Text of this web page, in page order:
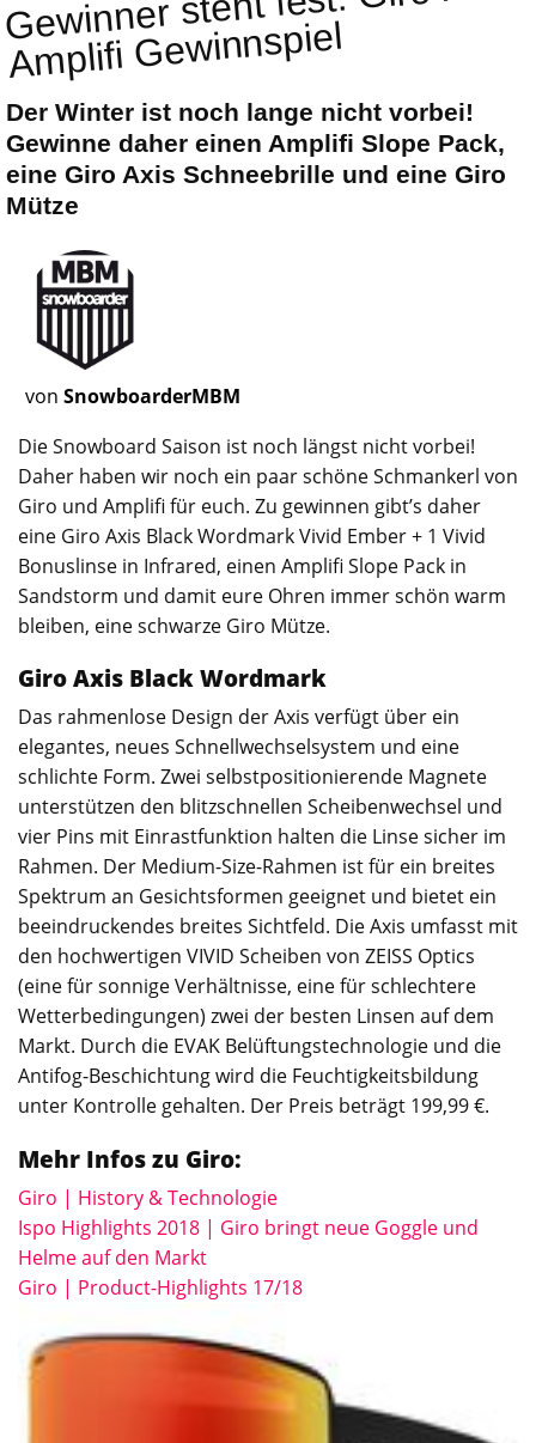
winnspiel
Der Winter ist noch lange nicht vorbei!
Gewinne daher einen Amplifi Slope Pack,
eine Giro Axis Schneebrille und eine Giro
Mütze
von SnowboarderMBM
DieSnowboard Saison ist noch längst nicht vorbei!
Daher haben wir noch ein paar schöne Schmankerl von
Giro und Amplifi für euch. Zu gewinnen gibt’s daher
eine Giro Axis Black Wordmark Vivid Ember + 1 Vivid
Bonuslinse in Infrared, einen Amplifi Slope Pack in
Sandstorm und damit eure Ohren immer schön warm
bleiben, eine schwarze Giro Mütze.
Giro Axis Black Wordmark
Das rahmenlose Design der Axis verfügt über ein
elegantes, neues Schnellwechselsystem und eine
schlichte Form. Zwei selbstpositionierende Magnete
unterstützen den blitzschnellen Scheibenwechsel und
vier Pins mit Einrastfunktion halten die Linse sicher im
Rahmen. Der Medium-Size-Rahmen ist für ein breites
Spektrum an Gesichtsformen geeignet und bietet ein
beeindruckendes breites Sichtfeld. Die Axis umfasst mit
den hochwertigen VIVID Scheiben von ZEISS Optics
(eine für sonnige Verhältnisse, eine für schlechtere
Wetterbedingungen) zwei der besten Linsen auf dem
Markt. Durch die EVAK Belüftungstechnologie und die
Antifog-Beschichtung wird die Feuchtigkeitsbildung
unter Kontrolle gehalten. Der Preis beträgt 199,99 €.
Mehr Infos zu Giro:
Giro | History & Technologie
Ispo Highlights 2018 | Giro bringt neue Goggle und
Helme auf den Markt
Giro | Product-Highlights 17/18